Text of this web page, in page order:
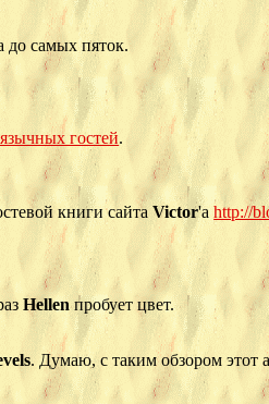
до самых пяток.
гостей.
книги сайтаVictor'аhttp://
Hellenпробует цвет.
. Думаю, с таким обзором этот